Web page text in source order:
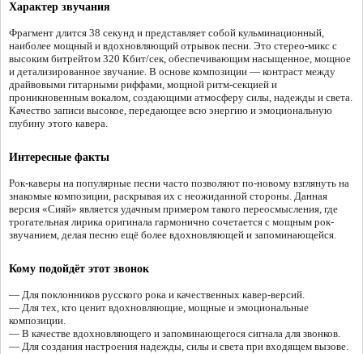
Характер звучания
Фрагмент длится 38 секунд и представляет собой кульминационный,
наиболее мощный и вдохновляющий отрывок песни. Это стерео-микс с
высоким битрейтом 320 Кбит/сек, обеспечивающим насыщенное, мощное
и детализированное звучание. В основе композиции — контраст между
драйвовыми гитарными риффами, мощной ритм-секцией и
проникновенным вокалом, создающими атмосферу силы, надежды и света.
Качество записи высокое, передающее всю энергию и эмоциональную
глубину этого кавера.
Интересные факты
Рок-каверы на популярные песни часто позволяют по-новому взглянуть на
знакомые композиции, раскрывая их с неожиданной стороны. Данная
версия «Сияй» является удачным примером такого переосмысления, где
трогательная лирика оригинала гармонично сочетается с мощным рок-
звучанием, делая песню ещё более вдохновляющей и запоминающейся.
Кому подойдёт этот звонок
— Для поклонников русского рока и качественных кавер-версий.
— Для тех, кто ценит вдохновляющие, мощные и эмоциональные
композиции.
— В качестве вдохновляющего и запоминающегося сигнала для звонков.
— Для создания настроения надежды, силы и света при входящем вызове.